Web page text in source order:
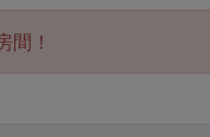
間！